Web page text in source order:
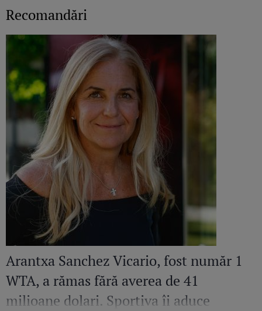
Recomandări
Arantxa Sanchez Vicario, fost număr 1
WTA, a rămas fără averea de 41
milioane dolari. Sportiva îi aduce